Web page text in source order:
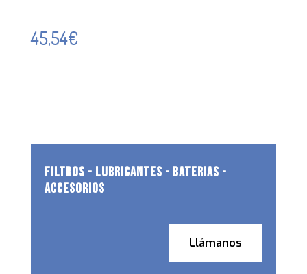
45,54€
FILTROS - LUBRICANTES - BATERIAS -
ACCESORIOS
Llámanos